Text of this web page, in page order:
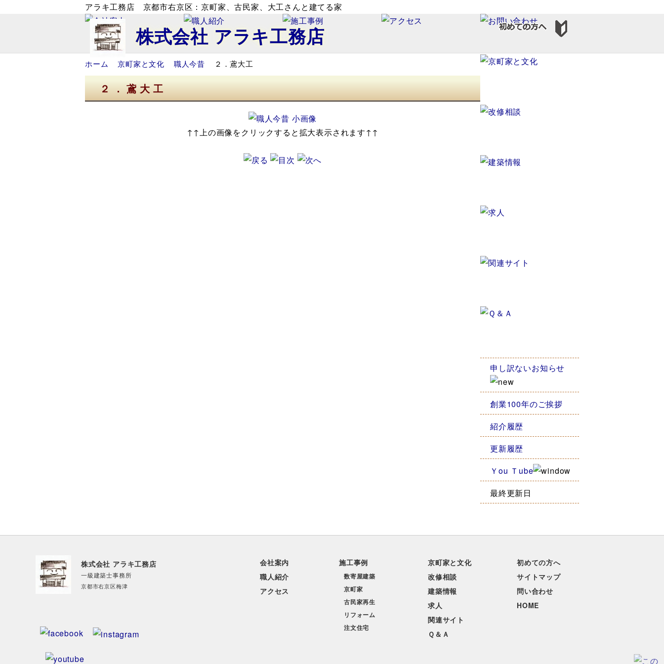
アラキ工務店 京都市右京区：京町家、古民家、大工さんと建てる家
株式会社 アラキ工務店
ホーム 京町家と文化 職人今昔 ２．鳶大工
２．鳶大工
↑↑上の画像をクリックすると拡大表示されます↑↑
申し訳ないお知らせ
創業100年のご挨拶
紹介履歴
更新履歴
Ｙou Ｔube
最終更新日
株式会社 アラキ工務店
一級建築士事務所
京都市右京区梅津
会社案内
職人紹介
アクセス
施工事例
数寄屋建築
京町家
古民家再生
リフォーム
注文住宅
京町家と文化
改修相談
建築情報
求人
関連サイト
Ｑ＆Ａ
初めての方へ
サイトマップ
問い合わせ
HOME